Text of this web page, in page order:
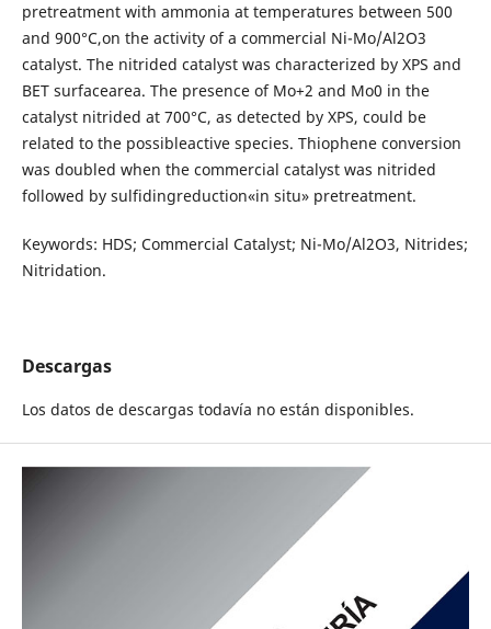
pretreatment with ammonia at temperatures between 500
and 900°C,on the activity of a commercial Ni-Mo/Al2O3
catalyst. The nitrided catalyst was characterized by XPS and
BET surfacearea. The presence of Mo+2 and Mo0 in the
catalyst nitrided at 700°C, as detected by XPS, could be
related to the possibleactive species. Thiophene conversion
was doubled when the commercial catalyst was nitrided
followed by sulfidingreduction«in situ» pretreatment.
Keywords: HDS; Commercial Catalyst; Ni-Mo/Al2O3, Nitrides;
Nitridation.
Descargas
Los datos de descargas todavía no están disponibles.